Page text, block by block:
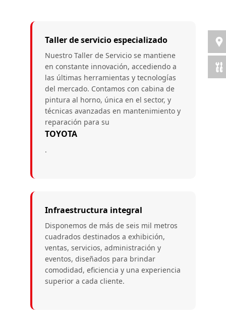
Taller de servicio especializado
Nuestro Taller de Servicio se mantiene
en constante innovación, accediendo a
las últimas herramientas y tecnologías
del mercado. Contamos con cabina de
pintura al horno, única en el sector, y
técnicas avanzadas en mantenimiento y
reparación para su
TOYOTA
.
Infraestructura integral
Disponemos de más de seis mil metros
cuadrados destinados a exhibición,
ventas, servicios, administración y
eventos, diseñados para brindar
comodidad, eficiencia y una experiencia
superior a cada cliente.